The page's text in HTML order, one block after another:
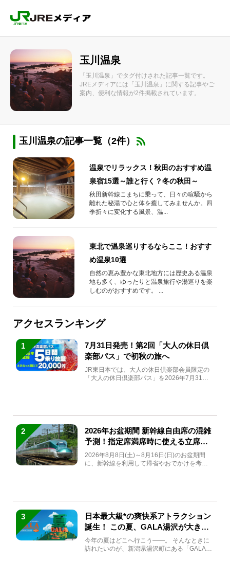
玉川温泉
「玉川温泉」でタグ付けされた記事一覧です。
JREメディアには「玉川温泉」に関する記事やご
案内、便利な情報が2件掲載されています。
玉川温泉の記事一覧（2件）
温泉でリラックス！秋田のおすすめ温
泉宿15選～誰と行く？冬の秋田～
秋田新幹線こまちに乗って、日々の喧騒から
離れた秘湯で心と体を癒してみませんか。四
季折々に変化する風景、温...
東北で温泉巡りするならここ！おすす
め温泉10選
自然の恵み豊かな東北地方には歴史ある温泉
地も多く、ゆったりと温泉旅行や湯巡りを楽
しむのがおすすめです。 ...
アクセスランキング
1
7月31日発売！第2回「大人の休日倶
楽部パス」で初秋の旅へ
JR東日本では、大人の休日倶楽部会員限定の
「大人の休日倶楽部パス」を2026年7月31日
2
2026年お盆期間 新幹線自由席の混雑
予測！指定席満席時に使える立席特
急券も解説
2026年8月8日(土)～8月16日(日)のお盆期間
に、新幹線を利用して帰省やおでかけを考え
3
日本最大級*の爽快系アトラクション
誕生！ この夏、GALA湯沢が大きく
生まれ変わる
今年の夏はどこへ行こう――。 そんなときに
訪れたいのが、新潟県湯沢町にある「GALA湯